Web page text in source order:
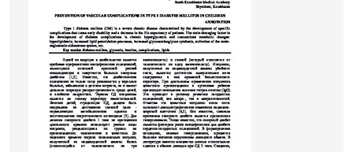
заболеваниями легких. Число их значительно больше,
чем в легких у детей, умерших от заболеваний, не
связанных с органами дыхания. Выводы:
Эмбриональное развитие легких сопровождается
усложнением структурных компонентов
эндокринного аппарата легких. Ветвление
бронхиального дерева предопределяется апудоцитами
закрытого типа и нейроэпителиальными тельцами.